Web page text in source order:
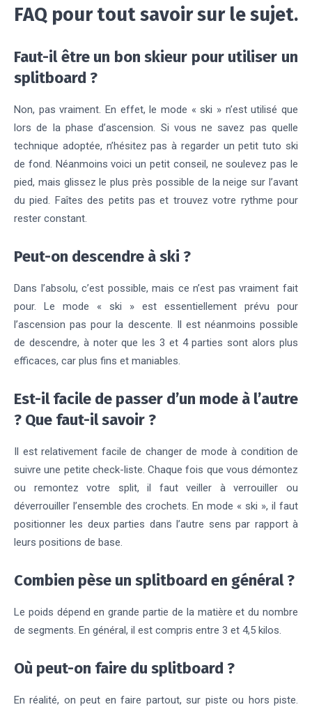
FAQ pour tout savoir sur le sujet.
Faut-il être un bon skieur pour utiliser un
splitboard ?
Non, pas vraiment. En effet, le mode « ski » n’est utilisé que
lors de la phase d’ascension. Si vous ne savez pas quelle
technique adoptée, n’hésitez pas à regarder un petit tuto ski
de fond. Néanmoins voici un petit conseil, ne soulevez pas le
pied, mais glissez le plus près possible de la neige sur l’avant
du pied. Faîtes des petits pas et trouvez votre rythme pour
rester constant.
Peut-on descendre à ski ?
Dans l’absolu, c’est possible, mais ce n’est pas vraiment fait
pour. Le mode « ski » est essentiellement prévu pour
l’ascension pas pour la descente. Il est néanmoins possible
de descendre, à noter que les 3 et 4 parties sont alors plus
efficaces, car plus fins et maniables.
Est-il facile de passer d’un mode à l’autre
? Que faut-il savoir ?
Il est relativement facile de changer de mode à condition de
suivre une petite check-liste. Chaque fois que vous démontez
ou remontez votre split, il faut veiller à verrouiller ou
déverrouiller l’ensemble des crochets. En mode « ski », il faut
positionner les deux parties dans l’autre sens par rapport à
leurs positions de base.
Combien pèse un splitboard en général ?
Le poids dépend en grande partie de la matière et du nombre
de segments. En général, il est compris entre 3 et 4,5 kilos.
Où peut-on faire du splitboard ?
En réalité, on peut en faire partout, sur piste ou hors piste.